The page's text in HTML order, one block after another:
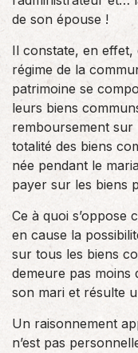
de son épouse !
Il constate, en effet,
régime de la
patrimoine se
leurs biens
remboursement
totalité des biens
née pendant le
payer sur les biens
Ce à quoi s’oppose
en cause la
sur tous les biens
demeure pas moins
son mari et résulte
Un raisonnement
n’est pas